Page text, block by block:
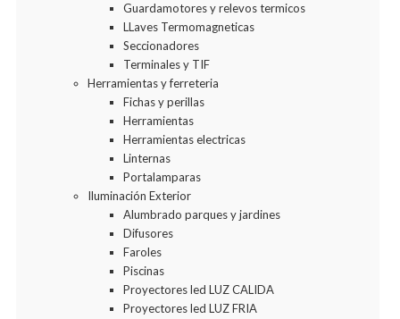
Guardamotores y relevos termicos
LLaves Termomagneticas
Seccionadores
Terminales y TIF
Herramientas y ferreteria
Fichas y perillas
Herramientas
Herramientas electricas
Linternas
Portalamparas
Iluminación Exterior
Alumbrado parques y jardines
Difusores
Faroles
Piscinas
Proyectores led LUZ CALIDA
Proyectores led LUZ FRIA